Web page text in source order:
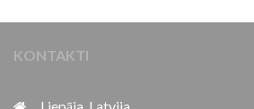
KONTAKTI
Liepāja, Latvija